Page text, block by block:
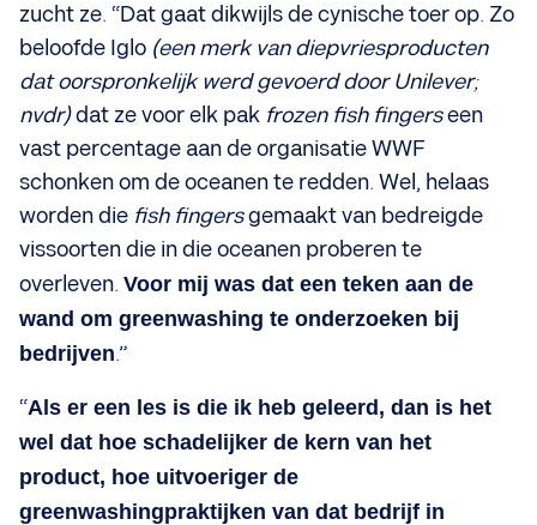
zucht ze. “Dat gaat dikwijls de cynische toer op. Zo
beloofde Iglo (een merk van diepvriesproducten
dat oorspronkelijk werd gevoerd door Unilever;
nvdr)dat ze voor elk pak frozen fish fingerseen
vast percentage aan de organisatie WWF
schonken om de oceanen te redden. Wel, helaas
worden die fish fingersgemaakt van bedreigde
vissoorten die in die oceanen proberen te
overleven. Voor mij was dat een teken aan de
wand om greenwashing te onderzoeken bij
bedrijven.”
“Als er een les is die ik heb geleerd, dan is het
wel dat hoe schadelijker de kern van het
product, hoe uitvoeriger de
greenwashingpraktijken van dat bedrijf in